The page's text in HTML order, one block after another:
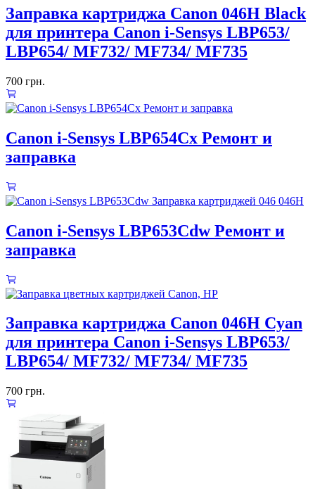
Заправка картриджа Canon 046H Black
для принтера Canon i-Sensys LBP653/
LBP654/ MF732/ MF734/ MF735
700 грн.
Canon i-Sensys LBP654Cx Ремонт и
заправка
Canon i-Sensys LBP653Cdw Ремонт и
заправка
Заправка картриджа Canon 046H Cyan
для принтера Canon i-Sensys LBP653/
LBP654/ MF732/ MF734/ MF735
700 грн.